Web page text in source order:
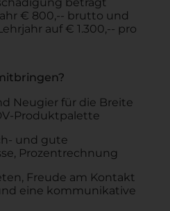
€ 800,-- brutto und
auf € 1.300,-- pro
Neugier für die Breite
Produktpalette
und gute
Prozentrechnung
Freude am Kontakt
eine kommunikative